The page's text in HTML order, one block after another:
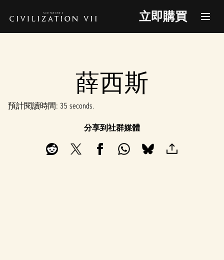
立即購買
薛西斯
預計閱讀時間 35 seconds
分享到社群媒體